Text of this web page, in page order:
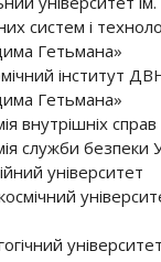
систем і
Гетьмана»
інститут
Гетьмана»
внутрішніх справ
служби безпеки
університет